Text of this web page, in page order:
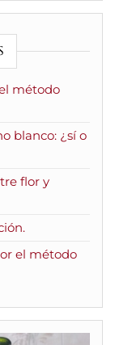
método
blanco: ¿sí o
flor y
el método